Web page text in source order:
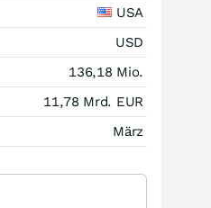
USA
USD
136,18 Mio.
11,78 Mrd. EUR
März